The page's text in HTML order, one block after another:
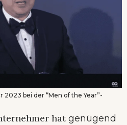
2023 bei der “Men of the Year”-
hatgenügend